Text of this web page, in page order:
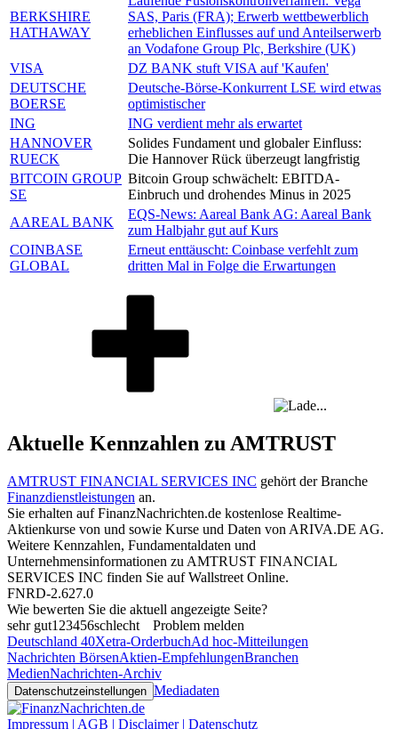
BERKSHIRE
HATHAWAY
SAS, Paris (FRA); Erwerb wettbewerblich
erheblichen Einflusses auf und Anteilserwerb
an Vodafone Group Plc, Berkshire (UK)
VISA
DZ BANK stuft VISA auf 'Kaufen'
DEUTSCHE
BOERSE
Deutsche-Börse-Konkurrent LSE wird etwas
optimistischer
ING
ING verdient mehr als erwartet
HANNOVER
RUECK
Solides Fundament und globaler Einfluss:
Die Hannover Rück überzeugt langfristig
BITCOIN GROUP
SE
Bitcoin Group schwächelt: EBITDA-
Einbruch und drohendes Minus in 2025
AAREAL BANK
EQS-News: Aareal Bank AG: Aareal Bank
zum Halbjahr gut auf Kurs
COINBASE
GLOBAL
Erneut enttäuscht: Coinbase verfehlt zum
dritten Mal in Folge die Erwartungen
Aktuelle Kennzahlen zu AMTRUST
AMTRUST FINANCIAL SERVICES INC gehört der Branche
Finanzdienstleistungen an.
Sie erhalten auf FinanzNachrichten.de kostenlose Realtime-
Aktienkurse von und sowie Kurse und Daten von ARIVA.DE AG.
Weitere Kennzahlen, Fundamentaldaten und
Unternehmensinformationen zu AMTRUST FINANCIAL
SERVICES INC finden Sie aufWallstreet Online.
FNRD-2.627.0
Wie bewerten Sie die aktuell angezeigte Seite?
sehr gut1 23456schlecht
Problem melden
Deutschland 40Xetra-OrderbuchAd hoc-Mitteilungen
Nachrichten BörsenAktien-EmpfehlungenBranchen
MedienNachrichten-Archiv
Datenschutzeinstellungen Mediadaten
Impressum | AGB | Disclaimer | Datenschutz